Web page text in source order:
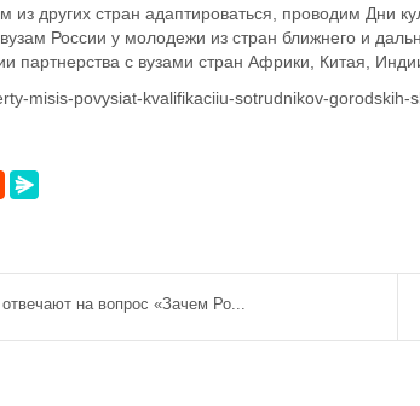
из других стран адаптироваться, проводим
России у молодежи из стран ближнего и
партнерства с вузами стран Африки, Китая,
misis-povysiat-kvalifikaciiu-sotrudnikov-gorodskih-
отвечают на вопрос «Зачем Ро...